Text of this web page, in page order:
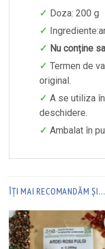
Doza: 200 g
Nu conține
Termen de
original.
A se utiliza
deschidere.
Ambalat în
ÎȚI MAI RECOMANDĂM ȘI…
ADAUGĂ ÎN